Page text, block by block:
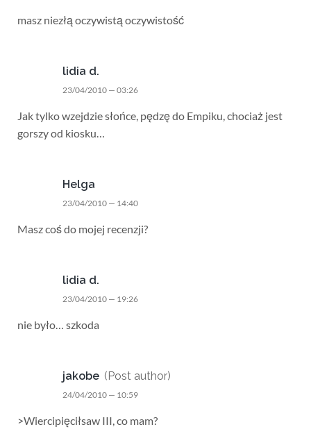
masz niezłą oczywistą oczywistość
lidia d.
23/04/2010 — 03:26
Jak tylko wzejdzie słońce, pędzę do Empiku, chociaż jest
gorszy od kiosku…
Helga
23/04/2010 — 14:40
Masz coś do mojej recenzji?
lidia d.
23/04/2010 — 19:26
nie było… szkoda
jakobe (Post author)
24/04/2010 — 10:59
>Wiercipięciłsaw III, co mam?